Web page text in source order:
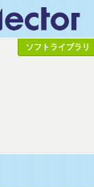
ソフトライブラリ